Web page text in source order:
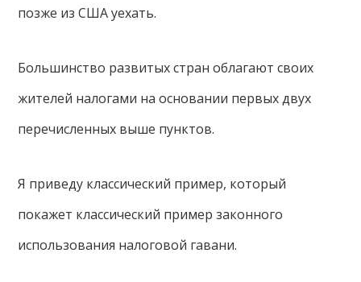
позже из США уехать.
Большинство развитых стран облагают своих
жителей налогами на основании первых двух
перечисленных выше пунктов.
Я приведу классический пример, который
покажет классический пример законного
использования налоговой гавани.